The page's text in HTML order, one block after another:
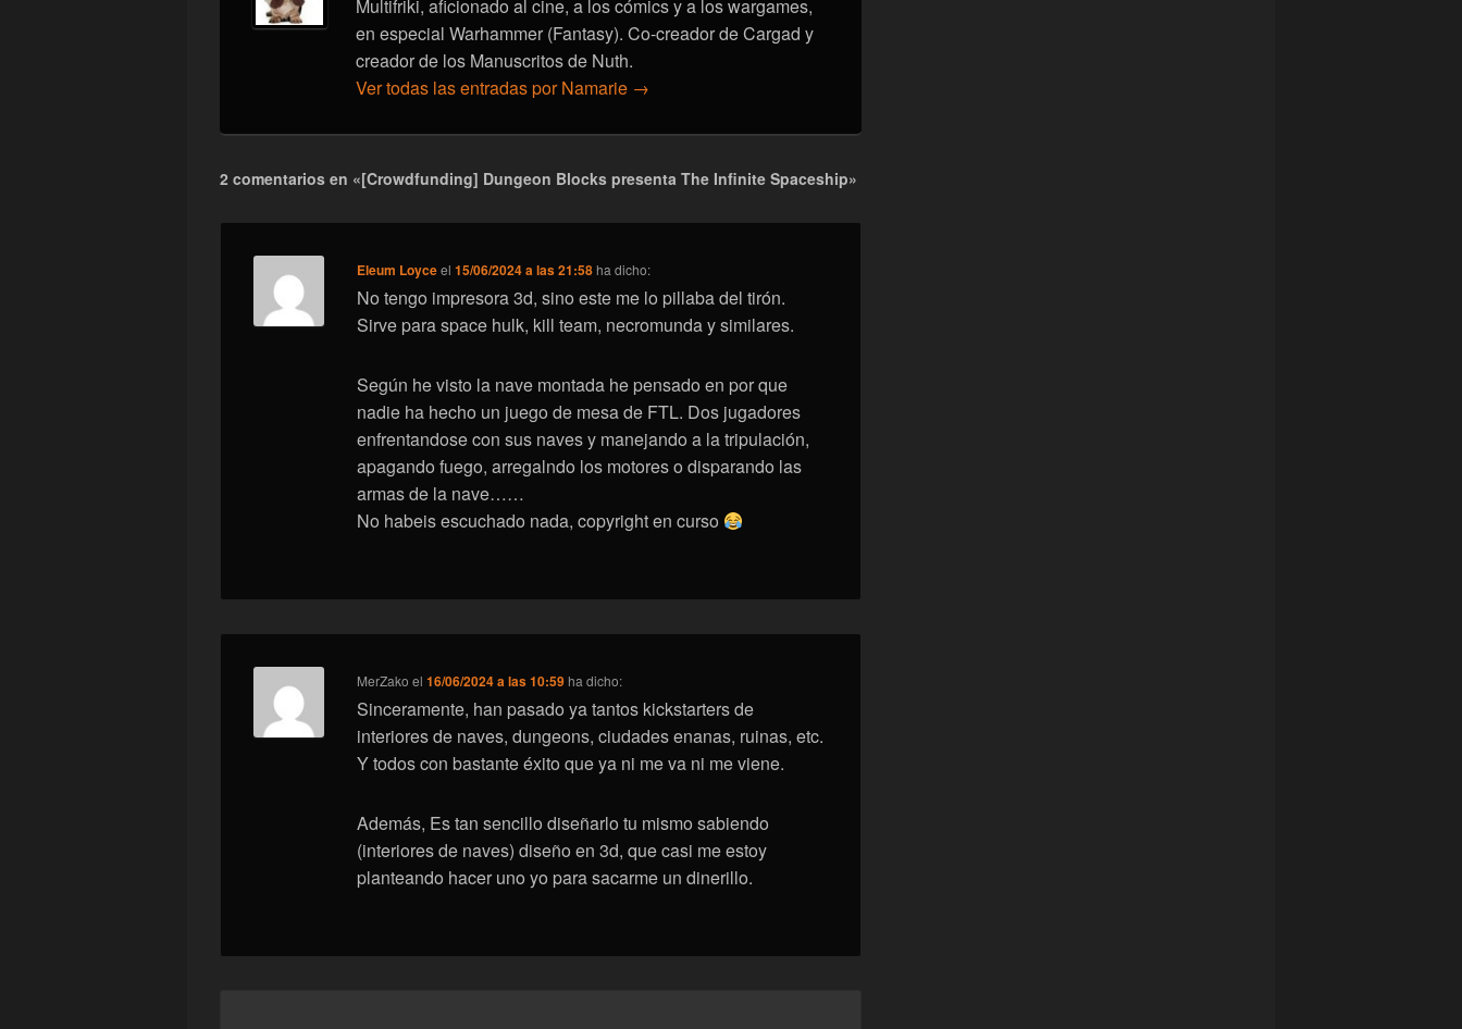
Multifriki, aficionado al cine, a los cómics y a los wargames,
en especial Warhammer (Fantasy). Co-creador de Cargad y
creador de los Manuscritos de Nuth.
Ver todas las entradas por Namarie →
2 comentarios en «[Crowdfunding] Dungeon Blocks presenta The Infinite Spaceship»
Eleum Loyceel15/06/2024 a las 21:58ha dicho:
No tengo impresora 3d, sino este me lo pillaba del tirón.
Sirve para space hulk, kill team, necromunda y similares.
Según he visto la nave montada he pensado en por que
nadie ha hecho un juego de mesa de FTL. Dos jugadores
enfrentandose con sus naves y manejando a la tripulación,
apagando fuego, arregalndo los motores o disparando las
armas de la nave……
No habeis escuchado nada, copyright en curso
MerZako el16/06/2024 a las 10:59ha dicho:
Sinceramente, han pasado ya tantos kickstarters de
interiores de naves, dungeons, ciudades enanas, ruinas, etc.
Y todos con bastante éxito que ya ni me va ni me viene.
Además, Es tan sencillo diseñarlo tu mismo sabiendo
(interiores de naves) diseño en 3d, que casi me estoy
planteando hacer uno yo para sacarme un dinerillo.